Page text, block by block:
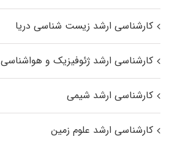
کارشناسی ارشد زیست‌ شناسی دریا
کارشناسی ارشد ژئوفیزیک و هواشناسی
کارشناسی ارشد شیمی
کارشناسی ارشد علوم زمین